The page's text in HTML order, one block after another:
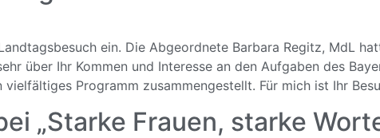
ein. Die Abgeordnete Barbara Regitz, MdL
über Ihr Kommen und Interesse an den Aufgaben des
Programm zusammengestellt. Für mich ist Ihr
„Starke Frauen, starke